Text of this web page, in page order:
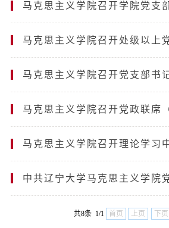
共8条 1/1 首页 上页 下页